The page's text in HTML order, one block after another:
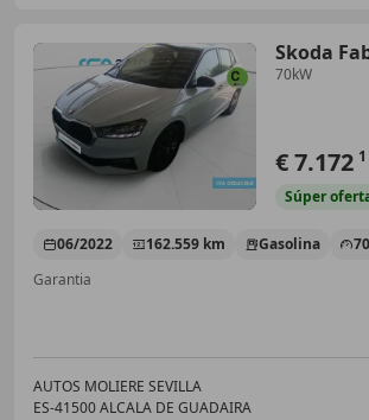
Skoda
70kW
€ 7.172 1
Súper
06/2022 162.559 km Gasolina
Garantia
AUTOS MOLIERE SEVILLA
ES-41500 ALCALA DE GUADAIRA